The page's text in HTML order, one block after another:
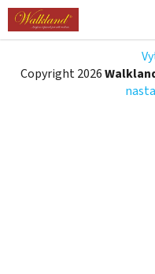
Prejsť
obsah
Copyright 2026